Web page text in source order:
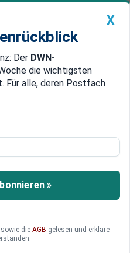
Geldanlage Premium
China
wollen
überwachen
möglicherweise
X
Der DWN-
die wichtigsten
Für alle, deren Postfach
»
sowie die AGB gelesen und erkläre